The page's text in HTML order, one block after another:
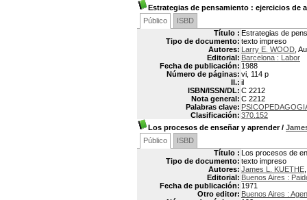
Estrategias de pensamiento : ejercicios de
Público
ISBD
Título : Estrategias de
Tipo de documento: texto impreso
Autores: Larry E. WOOD ,
Editorial: Barcelona : Labor
Fecha de publicación: 1988
Número de páginas: vi, 114 p
Il.: il
ISBN/ISSN/DL: C 2212
Nota general: C 2212
Palabras clave:
Clasificación: 370.152
Los procesos de enseñar y aprender/
Público
ISBD
Título : Los procesos de
Tipo de documento: texto impreso
Autores: James L. KUETHE
Editorial: Buenos Aires :
Fecha de publicación: 1971
Otro editor: Buenos Aires :